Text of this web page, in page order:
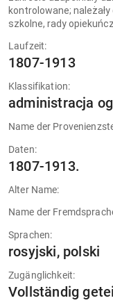
kontrolowane;
szkolne, rady
Laufzeit:
1807-1913
Klassifikation:
administracja
Name der
Daten:
1807-1913.
Alter Name:
Name der
Sprachen:
rosyjski, polski
Zugänglichkeit:
Vollständig